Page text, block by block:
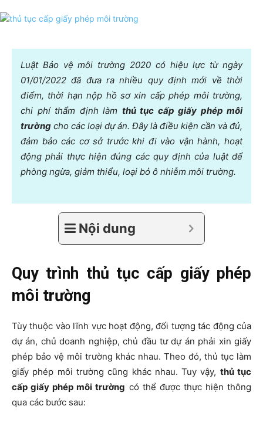
Luật Bảo vệ môi trường 2020 có hiệu lực từ ngày
01/01/2022 đã đưa ra nhiều quy định mới về thời
điểm, thời hạn nộp hồ sơ xin cấp phép môi trường,
chi phí thẩm định làm thủ tục cấp giấy phép môi
trường cho các loại dự án. Đây là điều kiện cần và đủ,
đảm bảo các cơ sở trước khi đi vào vận hành, hoạt
động phải thực hiện đúng các quy định của luật để
phòng ngừa, giảm thiểu, loại bỏ ô nhiễm môi trường.
Nội dung
Quy trình thủ tục cấp giấy phép
môi trường
Tùy thuộc vào lĩnh vực hoạt động, đối tượng tác động của
dự án, chủ doanh nghiệp, chủ đầu tư dự án phải xin giấy
phép bảo vệ môi trường khác nhau. Theo đó, thủ tục làm
giấy phép môi trường cũng khác nhau. Tuy vậy, thủ tục
cấp giấy phép môi trường có thể được thực hiện thông
qua các bước sau: